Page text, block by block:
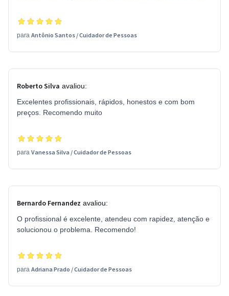
para Antônio Santos /Cuidador de Pessoas
Roberto Silva avaliou:
Excelentes profissionais, rápidos, honestos e com bom
preços. Recomendo muito
para Vanessa Silva /Cuidador de Pessoas
Bernardo Fernandez avaliou:
O profissional é excelente, atendeu com rapidez, atenção e
solucionou o problema. Recomendo!
para Adriana Prado /Cuidador de Pessoas